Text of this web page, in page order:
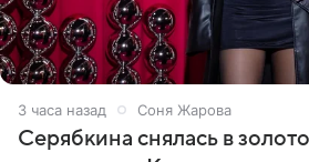
3 часа назад Соня Жарова
Серябкина снялась в